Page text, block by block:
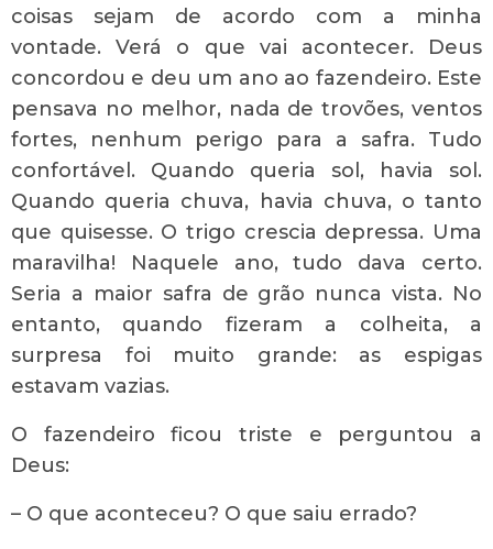
coisas sejam de acordo com a minha
vontade. Verá o que vai acontecer. Deus
concordou e deu um ano ao fazendeiro. Este
pensava no melhor, nada de trovões, ventos
fortes, nenhum perigo para a safra. Tudo
confortável. Quando queria sol, havia sol.
Quando queria chuva, havia chuva, o tanto
que quisesse. O trigo crescia depressa. Uma
maravilha! Naquele ano, tudo dava certo.
Seria a maior safra de grão nunca vista. No
entanto, quando fizeram a colheita, a
surpresa foi muito grande: as espigas
estavam vazias.
O fazendeiro ficou triste e perguntou a
Deus:
– O que aconteceu? O que saiu errado?